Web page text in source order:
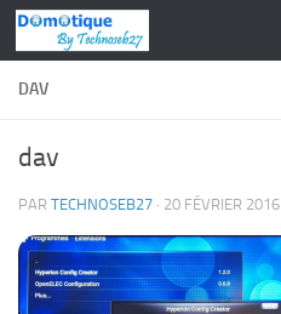
Skip to content
DAV
dav
PAR TECHNOSEB27 · 20 FÉVRIER 2016